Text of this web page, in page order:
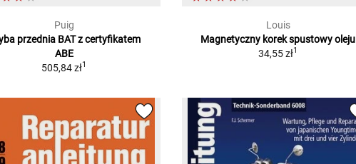
Puig
przednia BAT z certyfikatem
ABE
505,84 zł1
Louis
Magnetyczny korek spustowy oleju
34,55 zł1